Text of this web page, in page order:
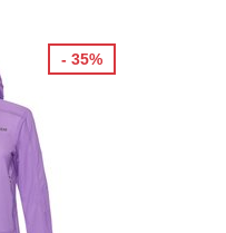
- 35%